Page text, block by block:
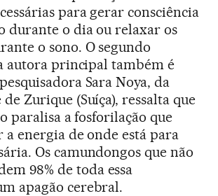
para gerar consciência
durante o dia ou relaxar os
o sono. O segundo
autora principal também é
Sara Noya, da
Zurique (Suíça), ressalta que
paralisa a fosforilação que
energia de onde está para
Os camundongos que não
98% de toda essa
apagão cerebral.